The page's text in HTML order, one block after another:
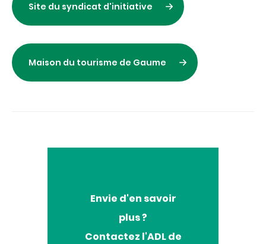
Site du syndicat d'initiative
Maison du tourisme de Gaume
d'en
plus
Envie d'en savoir
plus ?
Contactez l'ADL de